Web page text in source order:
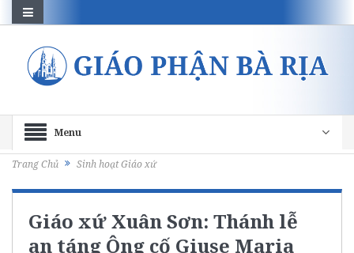
Menu
Trang Chủ Sinh hoạt Giáo xứ
Giáo xứ Xuân Sơn: Thánh lễ
an táng Ông cố Giuse Maria